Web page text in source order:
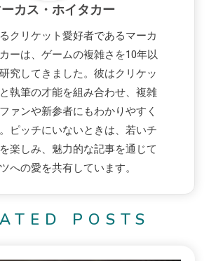
カス・ホイタカー
クリケット愛好者であるマーカ
ーは、ゲームの複雑さを10年以
研究してきました。彼はクリケッ
執筆の才能を組み合わせ、複雑
ァンや新参者にもわかりやすく
ピッチにいないときは、若いチ
楽しみ、魅力的な記事を通じて
への愛を共有しています。
POSTS